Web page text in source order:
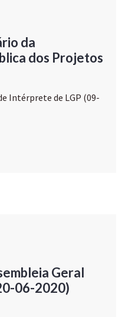
da
dos Projetos
Intérprete de LGP (09-
Geral
06-2020)